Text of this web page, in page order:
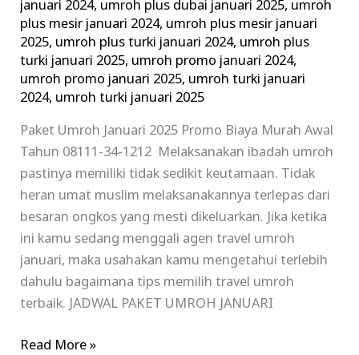
januari 2024, umroh plus dubai januari 2025, umroh
plus mesir januari 2024, umroh plus mesir januari
2025, umroh plus turki januari 2024, umroh plus
turki januari 2025, umroh promo januari 2024,
umroh promo januari 2025, umroh turki januari
2024, umroh turki januari 2025
Paket Umroh Januari 2025 Promo Biaya Murah Awal
Tahun 08111-34-1212 Melaksanakan ibadah umroh
pastinya memiliki tidak sedikit keutamaan. Tidak
heran umat muslim melaksanakannya terlepas dari
besaran ongkos yang mesti dikeluarkan. Jika ketika
ini kamu sedang menggali agen travel umroh
januari, maka usahakan kamu mengetahui terlebih
dahulu bagaimana tips memilih travel umroh
terbaik. JADWAL PAKET UMROH JANUARI
Read More »